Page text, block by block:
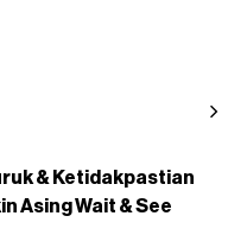
& Ketidakpastian
Asing Wait & See